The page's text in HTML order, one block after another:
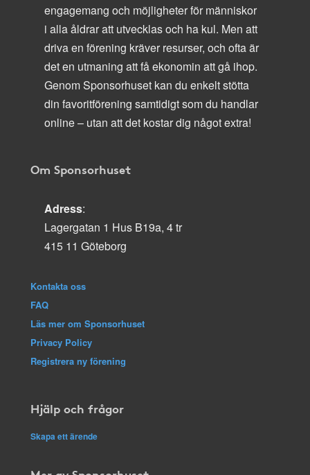
engagemang och möjligheter för människor
i alla åldrar att utvecklas och ha kul. Men att
driva en förening kräver resurser, och ofta är
det en utmaning att få ekonomin att gå ihop.
Genom Sponsorhuset kan du enkelt stötta
din favoritförening samtidigt som du handlar
online – utan att det kostar dig något extra!
Om Sponsorhuset
Adress:
Lagergatan 1 Hus B19a, 4 tr
415 11 Göteborg
Kontakta oss
FAQ
Läs mer om Sponsorhuset
Privacy Policy
Registrera ny förening
Hjälp och frågor
Skapa ett ärende